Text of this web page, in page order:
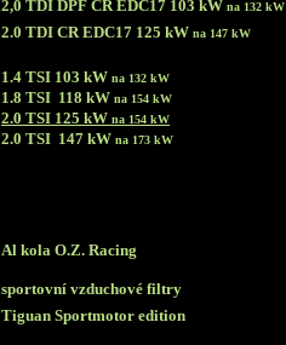
2,0 TDI DPF CR EDC17 103 kW na 132 kW
2.0 TDI CR EDC17 125 kW na 147 kW
1.4 TSI 103 kW na 132 kW
1.8 TSI 118 kW na 154 kW
2.0 TSI 125 kW na 154 kW
2.0 TSI 147 kW na 173 kW
Al kola O.Z. Racing
sportovní vzduchové filtry
Tiguan Sportmotor edition